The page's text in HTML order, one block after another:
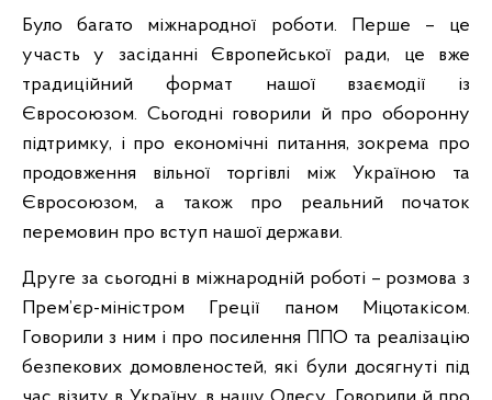
Було багато міжнародної роботи. Перше – це
участь у засіданні Європейської ради, це вже
традиційний формат нашої взаємодії із
Євросоюзом. Сьогодні говорили й про оборонну
підтримку, і про економічні питання, зокрема про
продовження вільної торгівлі між Україною та
Євросоюзом, а також про реальний початок
перемовин про вступ нашої держави.
Друге за сьогодні в міжнародній роботі – розмова з
Прем’єр-міністром Греції паном Міцотакісом.
Говорили з ним і про посилення ППО та реалізацію
безпекових домовленостей, які були досягнуті під